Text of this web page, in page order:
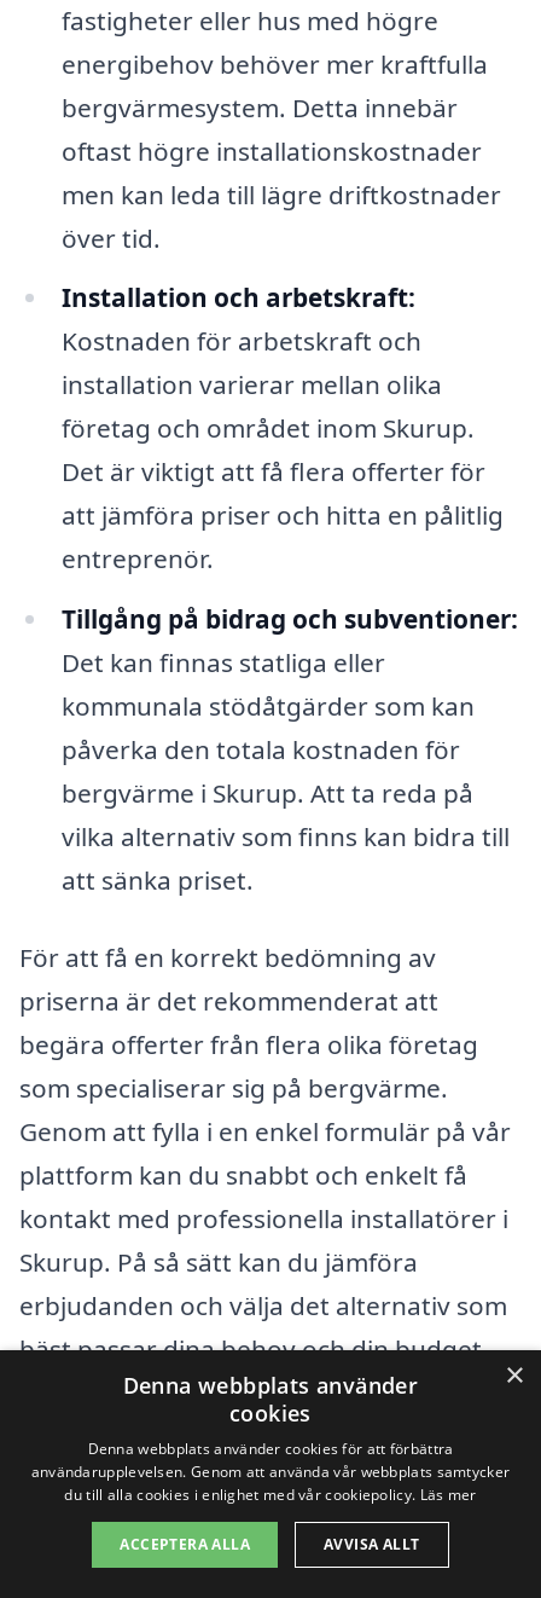
fastigheter eller hus med högre
energibehov behöver mer kraftfulla
bergvärmesystem. Detta innebär
oftast högre installationskostnader
men kan leda till lägre driftkostnader
över tid.
Installation och arbetskraft:
Kostnaden för arbetskraft och
installation varierar mellan olika
företag och området inom Skurup.
Det är viktigt att få flera offerter för
att jämföra priser och hitta en pålitlig
entreprenör.
Tillgång på bidrag och subventioner:
Det kan finnas statliga eller
kommunala stödåtgärder som kan
påverka den totala kostnaden för
bergvärme i Skurup. Att ta reda på
vilka alternativ som finns kan bidra till
att sänka priset.
För att få en korrekt bedömning av
priserna är det rekommenderat att
begära offerter från flera olika företag
som specialiserar sig på bergvärme.
Genom att fylla i en enkel formulär på vår
plattform kan du snabbt och enkelt få
kontakt med professionella installatörer i
Skurup. På så sätt kan du jämföra
erbjudanden och välja det alternativ som
bäst passar dina behov och din budget.
Sammanfattningsvis är det viktigt att ha
en förståelse för de faktorer som
påverkar priset på bergvärme i Skurup.
Detta kan hjälpa dig att fatta ett
×
Denna webbplats använder
cookies
Denna webbplats använder cookies för att förbättra
användarupplevelsen. Genom att använda vår webbplats samtycker
du till alla cookies i enlighet med vår cookiepolicy. Läs mer
ACCEPTERA ALLA AVVISA ALLT